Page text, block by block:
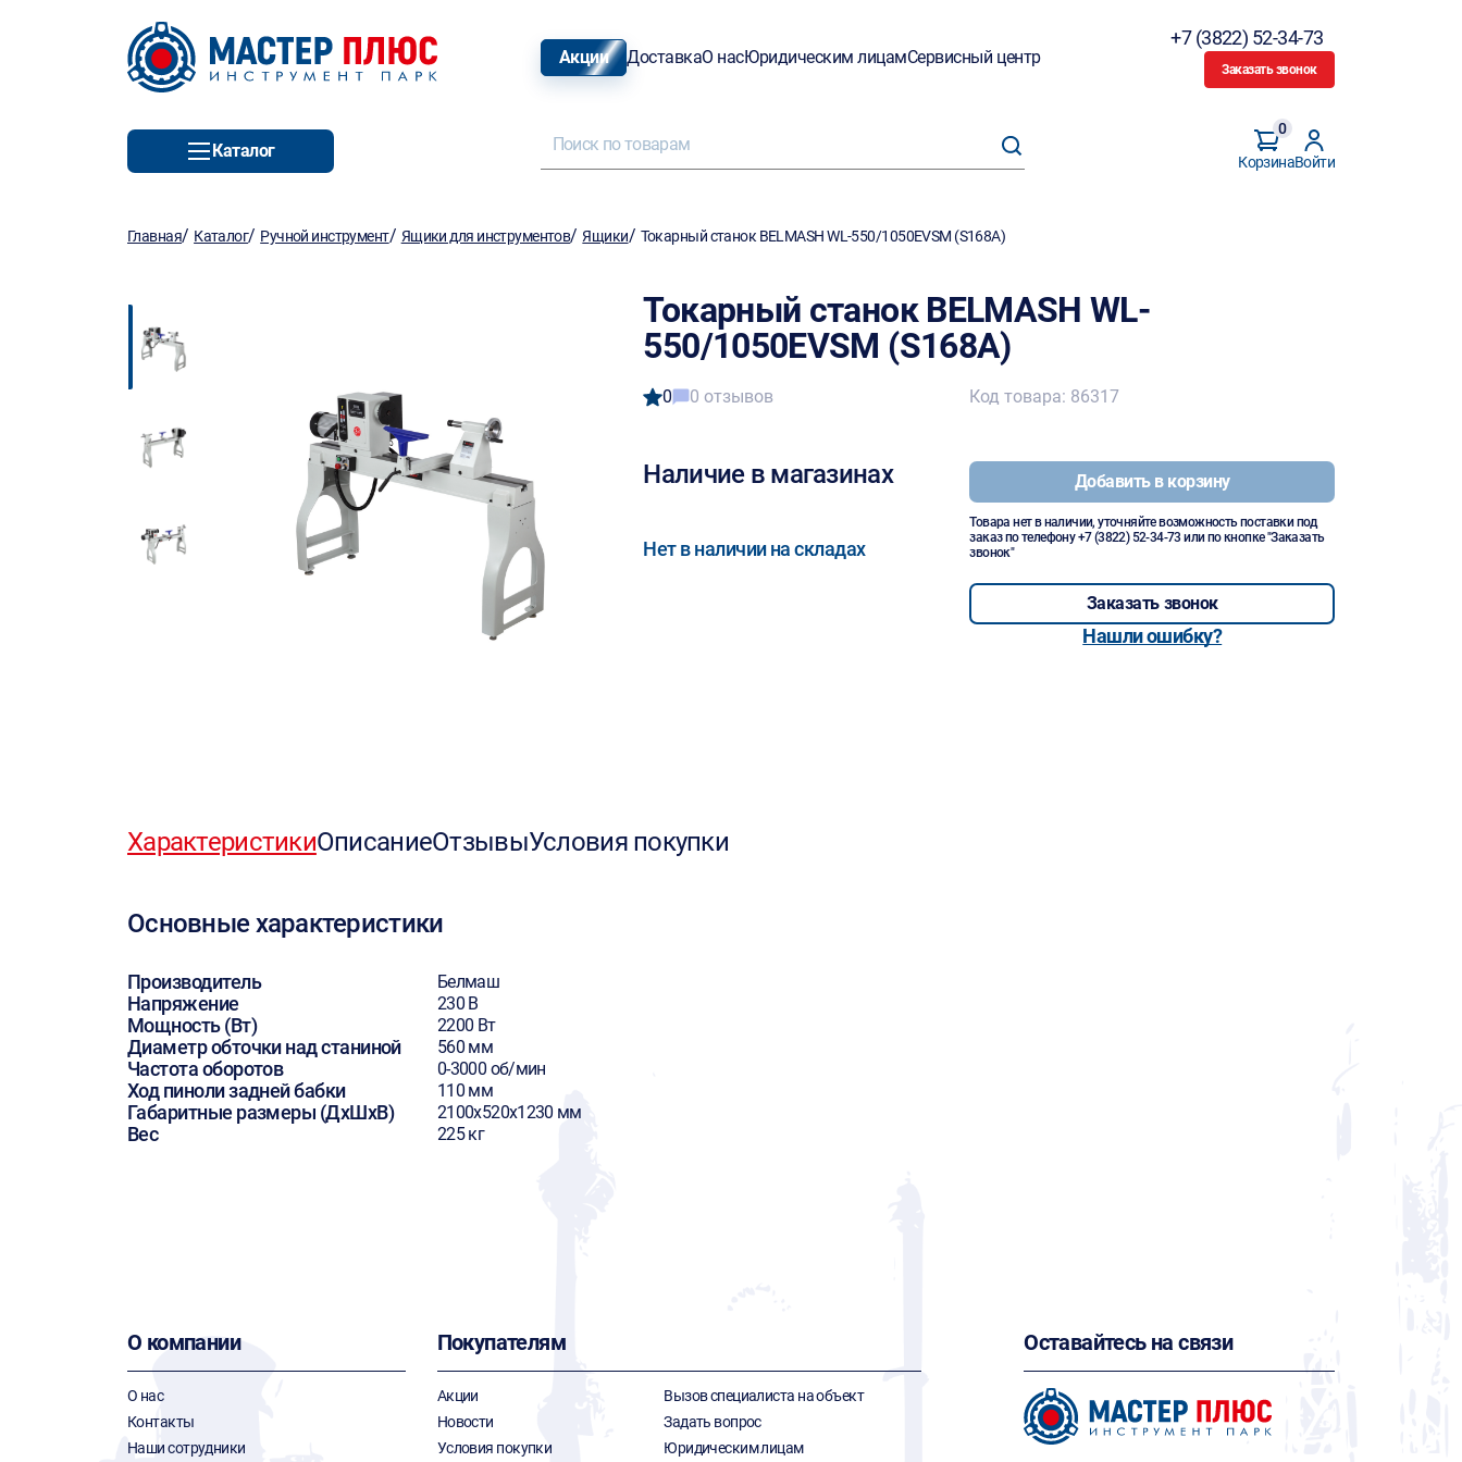
Акции ДоставкаО насЮридическим лицамСервисный центр
+7 (3822) 52-34-73
Заказать звонок
Каталог
Корзина
0
Войти
Главная/ Каталог/ Ручной инструмент/ Ящики для инструментов/Ящики/ Токарный станок BELMASH WL-550/1050EVSM (S168A)
Токарный станок BELMASH WL-
550/1050EVSM (S168A)
0 0 отзывов
Наличие в магазинах
Нет в наличии на складах
Код товара: 86317
Добавить в корзину
Товара нет в наличии, уточняйте возможность поставки под
заказ по телефону+7 (3822) 52-34-73 или по кнопке "Заказать
звонок"
Заказать звонок
Нашли ошибку?
ХарактеристикиОписаниеОтзывыУсловия покупки
Основные характеристики
Производитель Белмаш
Напряжение 230 В
Мощность (Вт) 2200 Вт
Диаметр обточки над станиной 560 мм
Частота оборотов 0-3000 об/мин
Ход пиноли задней бабки 110 мм
Габаритные размеры (ДхШхВ) 2100х520х1230 мм
Вес 225 кг
О компании
О нас
Контакты
Наши сотрудники
Покупателям
Акции
Новости
Условия покупки
Вызов специалиста на объект
Задать вопрос
Юридическим лицам
Оставайтесь на связи